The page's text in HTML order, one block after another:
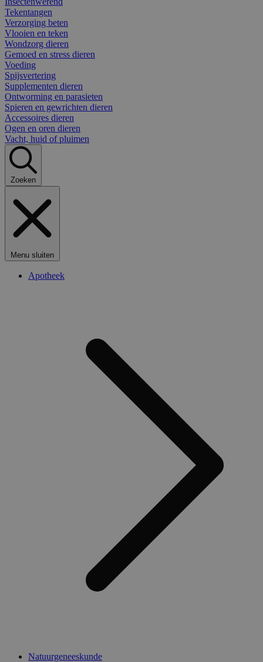
Tekentangen
Verzorging beten
Vlooien en teken
Wondzorg dieren
Gemoed en stress dieren
Voeding
Spijsvertering
Supplementen dieren
Ontworming en parasieten
Spieren en gewrichten dieren
Accessoires dieren
Ogen en oren dieren
Vacht, huid of pluimen
Zoeken
Menu sluiten
Apotheek
Natuurgeneeskunde